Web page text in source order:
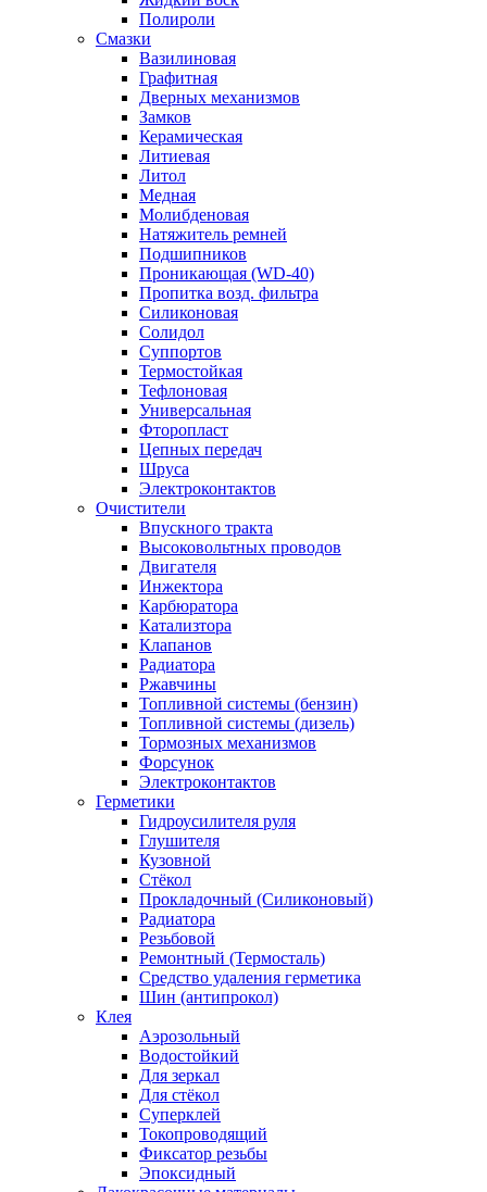
Полироли
Смазки
Вазилиновая
Графитная
Дверных механизмов
Замков
Керамическая
Литиевая
Литол
Медная
Молибденовая
Натяжитель ремней
Подшипников
Проникающая (WD-40)
Пропитка возд. фильтра
Силиконовая
Солидол
Суппортов
Термостойкая
Тефлоновая
Универсальная
Фторопласт
Цепных передач
Шруса
Электроконтактов
Очистители
Впускного тракта
Высоковольтных проводов
Двигателя
Инжектора
Карбюратора
Катализтора
Клапанов
Радиатора
Ржавчины
Топливной системы (бензин)
Топливной системы (дизель)
Тормозных механизмов
Форсунок
Электроконтактов
Герметики
Гидроусилителя руля
Глушителя
Кузовной
Стёкол
Прокладочный (Силиконовый)
Радиатора
Резьбовой
Ремонтный (Термосталь)
Средство удаления герметика
Шин (антипрокол)
Клея
Аэрозольный
Водостойкий
Для зеркал
Для стёкол
Суперклей
Токопроводящий
Фиксатор резьбы
Эпоксидный